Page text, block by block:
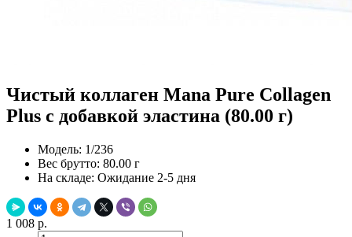
Чистый коллаген Mana Pure Collagen
Plus с добавкой эластина (80.00 г)
Модель: 1/236
Вес брутто: 80.00 г
На складе: Ожидание 2-5 дня
1 008 р.